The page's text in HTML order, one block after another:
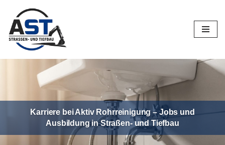
Zum
Inhalt
springen
Karriere bei Aktiv Rohrreinigung – Jobs und
Ausbildung in Straßen- und Tiefbau